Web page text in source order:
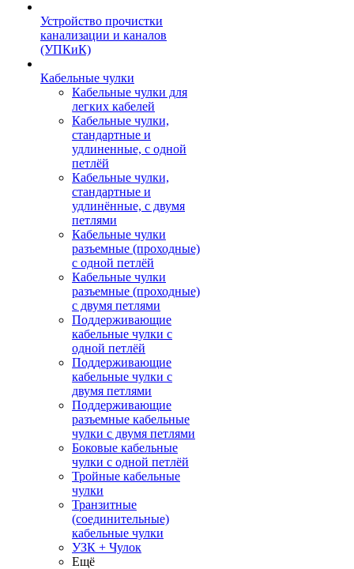
Устройство прочистки
канализации и каналов
(УПКиК)
Кабельные чулки
Кабельные чулки для
легких кабелей
Кабельные чулки,
стандартные и
удлиненные, с одной
петлёй
Кабельные чулки,
стандартные и
удлинённые, с двумя
петлями
Кабельные чулки
разъемные (проходные)
с одной петлёй
Кабельные чулки
разъемные (проходные)
с двумя петлями
Поддерживающие
кабельные чулки с
одной петлёй
Поддерживающие
кабельные чулки с
двумя петлями
Поддерживающие
разъемные кабельные
чулки с двумя петлями
Боковые кабельные
чулки с одной петлёй
Тройные кабельные
чулки
Транзитные
(соединительные)
кабельные чулки
УЗК + Чулок
Ещё